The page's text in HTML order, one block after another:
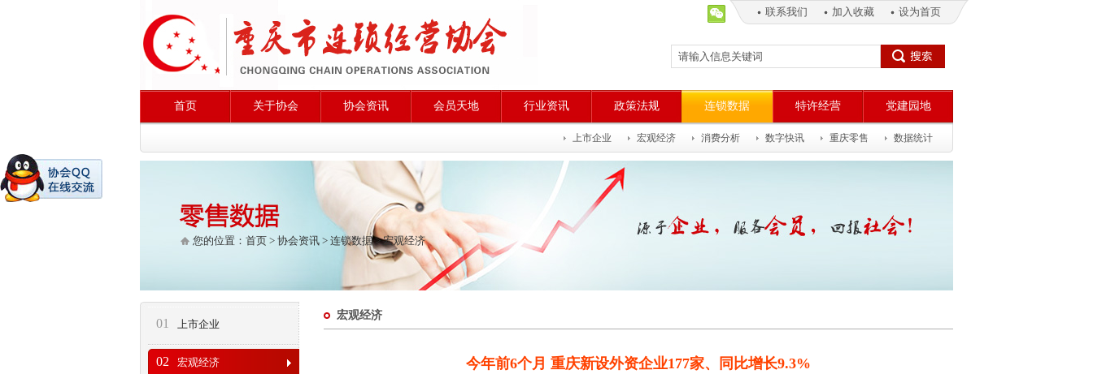
联系我们 加入收藏 设为首页
首页 关于协会 协会资讯 会员天地 行业资讯 政策法规 连锁数据
上市企业 宏观经济 消费分析 数字快讯 重庆零售 数据统计
特许经营 党建园地
今天是：2026年8月7日 星期五
您的位置： 首页 > 协会资讯 > 连锁数据>宏观经济
01 上市企业
02 宏观经济
宏观经济
今年前6个月 重庆新设外资企业177家、同比增长9.3%